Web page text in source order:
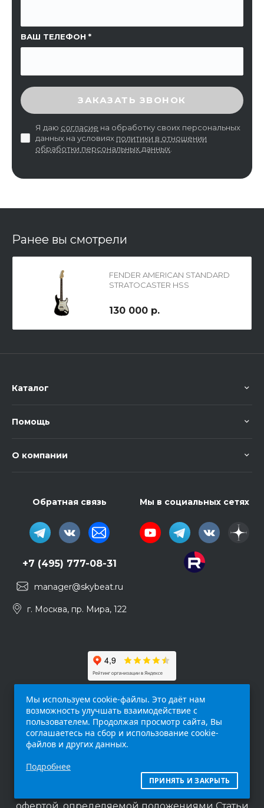
ВАШ ТЕЛЕФОН
ВВЕДИТЕ ПРОВЕРОЧНЫЙ КОД
ЗАКАЗАТЬ ЗВОНОК
Я даю согласие на обработку своих персональных
данных на условиях политики в отношении
обработки персональных данных
Ранее вы смотрели
FENDER AMERICAN STANDARD
STRATOCASTER HSS
130 000 р.
Каталог
Помощь
О компании
Обратная связь
+7 (495) 777-08-31
manager@skybeat.ru
г. Москва, пр. Мира, 122
Мы в социальных сетях
интернет-сайт (
исключительно информационный характер и
ни при каких условиях не является публичной
офертой, определяемой положениями Статьи
Мы используем cookie-файлы. Это даёт нам
возможность улучшать взаимодействие с
пользователем. Продолжая просмотр сайта, Вы
соглашаетесь на сбор и использование cookie-
файлов и других данных.
Подробнее
ПРИНЯТЬ И ЗАКРЫТЬ